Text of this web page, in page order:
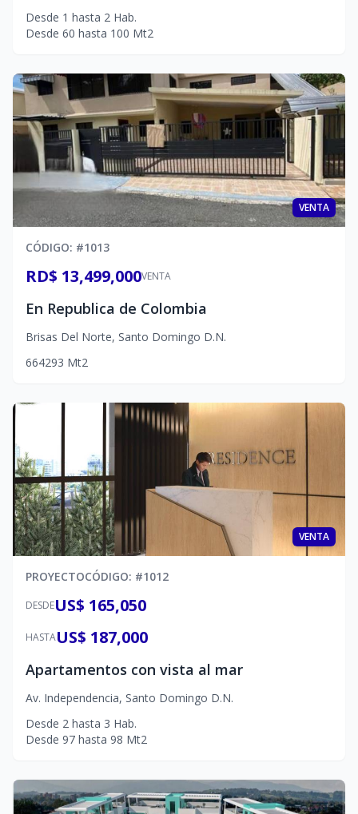
Desde 1 hasta 2 Hab.
Desde 60 hasta 100 Mt2
VENTA
CÓDIGO: #1013
VENTA
RD$ 13,499,000
En Republica de Colombia
Brisas Del Norte, Santo Domingo D.N.
664293 Mt2
VENTA
PROYECTOCÓDIGO: #1012
DESDEUS$ 165,050
HASTAUS$ 187,000
Apartamentos con vista al mar
Av. Independencia, Santo Domingo D.N.
Desde 2 hasta 3 Hab.
Desde 97 hasta 98 Mt2